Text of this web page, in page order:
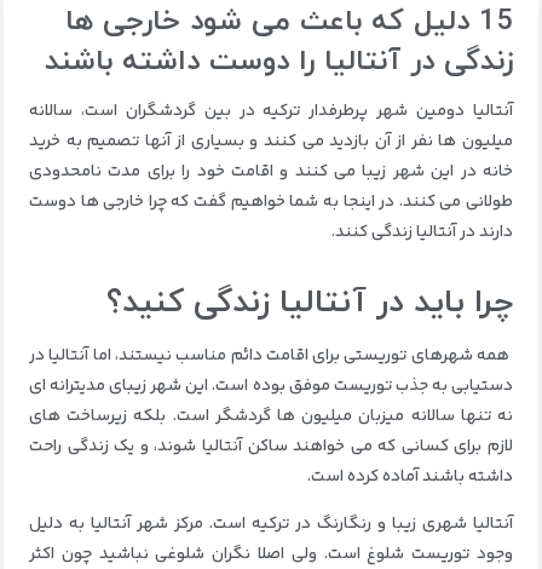
15 دلیل که باعث می شود خارجی ها
زندگی در آنتالیا را دوست داشته باشند
آنتالیا دومین شهر پرطرفدار ترکیه در بین گردشگران است، سالانه
میلیون ها نفر از آن بازدید می کنند و بسیاری از آنها تصمیم به خرید
خانه در این شهر زیبا می کنند و اقامت خود را برای مدت نامحدودی
طولانی می کنند. در اینجا به شما خواهیم گفت که چرا خارجی ها دوست
دارند در آنتالیا زندگی کنند.
چرا باید در آنتالیا زندگی کنید؟
همه شهرهای توریستی برای اقامت دائم مناسب نیستند، اما آنتالیا در
دستیابی به جذب توریست موفق بوده است. این شهر زیبای مدیترانه ای
نه تنها سالانه میزبان میلیون ها گردشگر است. بلکه زیرساخت های
لازم برای کسانی که می خواهند ساکن آنتالیا شوند، و یک زندگی راحت
داشته باشند آماده کرده است.
آنتالیا شهری زیبا و رنگارنگ در ترکیه است. مرکز شهر آنتالیا به دلیل
وجود توریست شلوغ است. ولی اصلا نگران شلوغی نباشید چون اکثر